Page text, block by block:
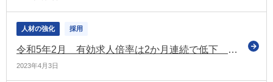
人材の強化 採用
令和5年2月 有効求人倍率は2か月連続で低下 完全失業率は5か月ぶりに上昇 より良い労働条件を求める傾向
2023年4月3日